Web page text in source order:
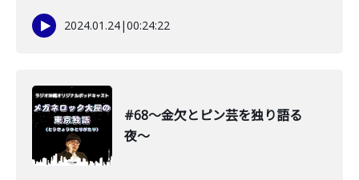
2024.01.24|00:24:22
#68〜金欠とピン芸を独り語る
夜〜